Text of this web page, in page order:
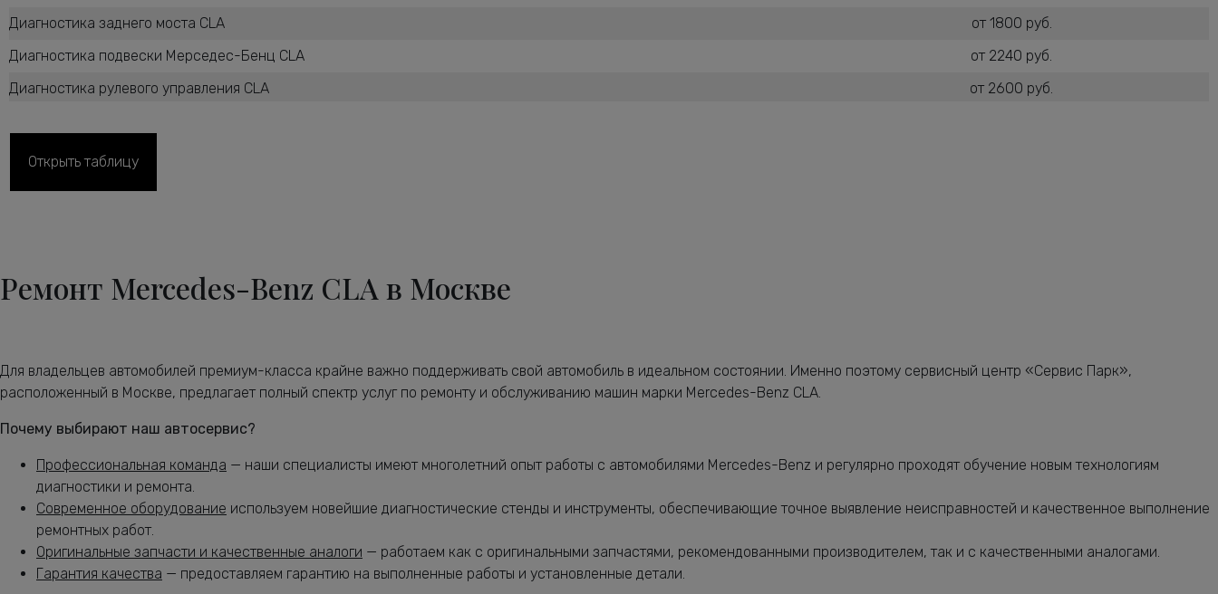
Диагностика заднего моста CLA
от 1800 руб.
Диагностика подвески Мерседес-Бенц CLA
от 2240 руб.
Диагностика рулевого управления CLA
от 2600 руб.
Диагностика тормозной системы Мерседес-Бенц CLA
Замена воздушного фильтра Мерседес-Бенц CLA
Замена масла в АКПП Мерседес-Бенц CLA
от 3080 руб.
Замена масляного насоса Мерседес-Бенц CLA
Замена масляного фильтра Мерседес-Бенц CLA
от 2400 руб.
Замена опоры амортизатора CLA
от 2760 руб.
Замена переднего сальника коленвала CLA
Открыть таблицу
Ремонт Mercedes-Benz CLA в Москве
Для владельцев автомобилей премиум-класса крайне важно поддерживать свой автомобиль в идеальном состоянии. Именно поэтому сервисный центр «Сервис Парк»,
расположенный в Москве, предлагает полный спектр услуг по ремонту и обслуживанию машин марки Mercedes-Benz CLA.
Почему выбирают наш автосервис?
Профессиональная команда — наши специалисты имеют многолетний опыт работы с автомобилями Mercedes-Benz и регулярно проходят обучение новым технологиям
диагностики и ремонта.
Современное оборудование используем новейшие диагностические стенды и инструменты, обеспечивающие точное выявление неисправностей и качественное выполнение
ремонтных работ.
Оригинальные запчасти и качественные аналоги — работаем как с оригинальными запчастями, рекомендованными производителем, так и с качественными аналогами.
Гарантия качества — предоставляем гарантию на выполненные работы и установленные детали.